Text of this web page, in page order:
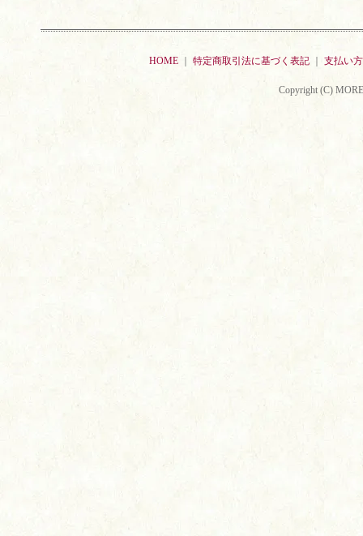
HOME 特定商取引法に基づく表記 支払い
Copyright (C)